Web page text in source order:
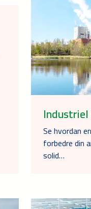
Se hvordan
forbedre din
solid…